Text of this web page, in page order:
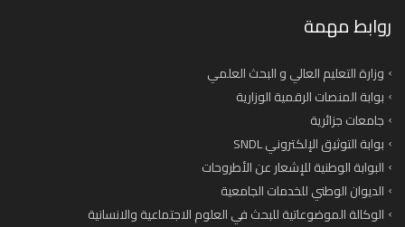
روابط مهمة
وزارة التعليم العالي و البحث العلمي
بوابة المنصات الرقمية الوزارية
جامعات جزائرية
بوابة التوثيق الإلكتروني SNDL
البوابة الوطنية للإشعار عن الأطروحات
الديوان الوطني للخدمات الجامعية
الوكالة الموضوعاتية للبحث في العلوم الاجتماعية والانسانية